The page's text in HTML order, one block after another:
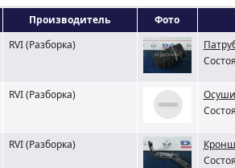
Производитель
Фото
RVI (Разборка)
RVI (Разборка)
RVI (Разборка)